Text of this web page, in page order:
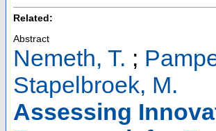
Related:
Abstract
Nemeth, T. ;
Stapelbroek, M.
Assessing